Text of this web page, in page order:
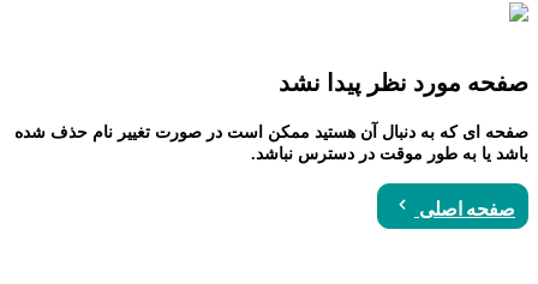
صفحه مورد نظر پیدا نشد
صفحه ای که به دنبال آن هستید ممکن است در صورت تغییر نام حذف شده
باشد یا به طور موقت در دسترس نباشد.
صفحه اصلی